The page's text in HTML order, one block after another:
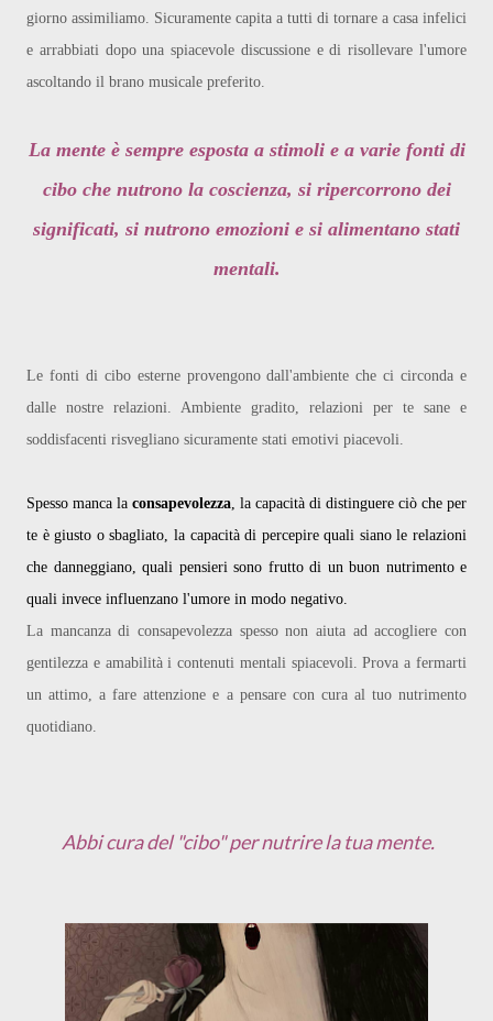
giorno assimiliamo. Sicuramente capita a tutti di tornare a casa infelici
e arrabbiati dopo una spiacevole discussione e di risollevare l'umore
ascoltando il brano musicale preferito.
La mente è sempre esposta a stimoli e a varie fonti di
cibo che nutrono la coscienza, si ripercorrono dei
significati, si nutrono emozioni e si alimentano stati
mentali.
Le fonti di cibo esterne provengono dall'ambiente che ci circonda e
dalle nostre relazioni. Ambiente gradito, relazioni per te sane e
soddisfacenti risvegliano sicuramente stati emotivi piacevoli.
Spesso manca la consapevolezza , la capacità di distinguere ciò che per
te è giusto o sbagliato, la capacità di percepire quali siano le relazioni
che danneggiano, quali pensieri sono frutto di un buon nutrimento e
quali invece influenzano l'umore in modo negativo.
La mancanza di consapevolezza spesso non aiuta ad accogliere con
gentilezza e amabilità i contenuti mentali spiacevoli. Prova a fermarti
un attimo, a fare attenzione e a pensare con cura al tuo nutrimento
quotidiano.
Abbi cura del "cibo" per nutrire la tua mente.